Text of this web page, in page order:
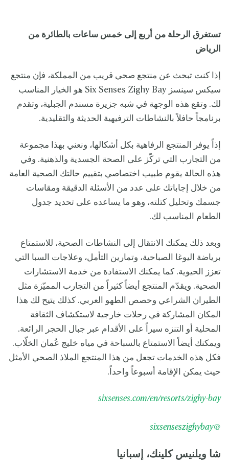
تستغرق الرحلة من أربع إلى خمس ساعات بالطائرة من
الرياض
إذا كنت تبحث عن منتجع صحي قريب من المملكة، فإن منتجع
سيكس سينسز Six Senses Zighy Bay هو الخيار المناسب
لك. وتقع هذه الوجهة في شبه جزيرة مسندم الجبلية، وتقدم
برنامجاً حافلاً بالنشاطات الترفيهية الحديثة والتقليدية.
إذاً يوفر المنتجع الرفاهية بكل أشكالها، ونعني بهذا مجموعة
من التجارب التي تركّز على الصحة الجسدية والذهنية. وفي
هذه الحالة يقوم طبيب اختصاصي بتقييم حالتك الصحية العامة
من خلال إجاباتك على عدد من الأسئلة الدقيقة ومقاسات
جسمك وتحليل كتلته، وهو ما يساعده على تحديد جدول
الطعام المناسب لك.
وبعد ذلك يمكنك الانتقال إلى النشاطات الصحية، للاستمتاع
برياضة اليوغا الصباحية، وتمارين التأمل، وعلاجات السبا التي
تعزز الحيوية. كما يمكنك الاستفادة من خدمة الاستشارات
الصحية. ويقدّم المنتجع أيضاً كثيراً من التجارب المميّزة مثل
الطيران الشراعي وحصص الطهو العربي. كذلك يتيح لك هذا
المكان المشاركة في رحلات خارجية لاستكشاف الثقافة
المحلية أو التنزه سيراً على الأقدام عبر جبال الحجر الرائعة.
ويمكنك أيضاً الاستمتاع بالسباحة في مياه خليج عُمان الخلّاب.
فكل هذه الخدمات تجعل من هذا المنتجع الملاذ الصحي الأمثل
حيث يمكن الإقامة أسبوعاً واحداً.
sixsenses.com/en/resorts/zighy-bay
@sixsenseszighybay
شا ويلنيس كلينك، إسبانيا